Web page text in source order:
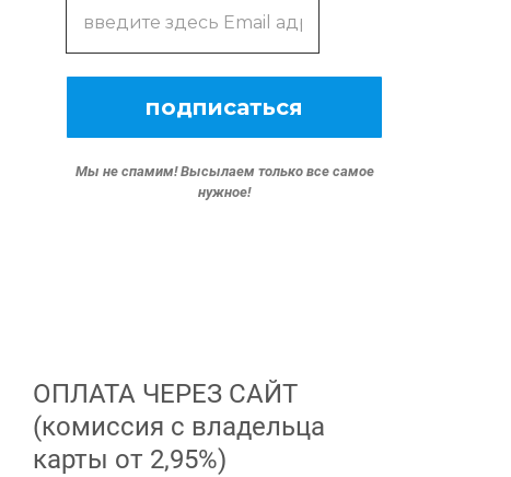
Мы не спамим! Высылаем только все самое
нужное!
ОПЛАТА ЧЕРЕЗ САЙТ
(комиссия с владельца
карты от 2,95%)